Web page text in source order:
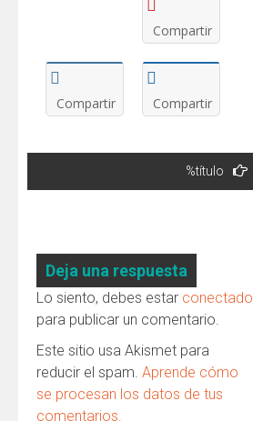
Compartir
Compartir Compartir
Navegación
%título
Deja una respuesta
Lo siento, debes estar conectado
para publicar un comentario.
Este sitio usa Akismet para
reducir el spam. Aprende cómo
se procesan los datos de tus
comentarios.